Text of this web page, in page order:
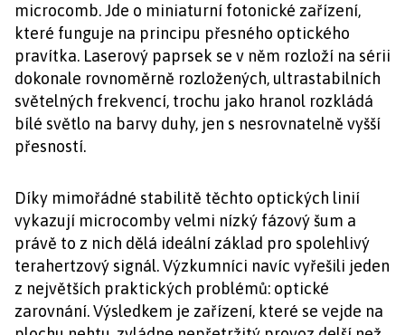
microcomb. Jde o miniaturní fotonické zařízení,
které funguje na principu přesného optického
pravítka. Laserový paprsek se v něm rozloží na sérii
dokonale rovnoměrně rozložených, ultrastabilních
světelných frekvencí, trochu jako hranol rozkládá
bílé světlo na barvy duhy, jen s nesrovnatelně vyšší
přesností.
Díky mimořádné stabilitě těchto optických linií
vykazují microcomby velmi nízký fázový šum a
právě to z nich dělá ideální základ pro spolehlivý
terahertzový signál. Výzkumníci navíc vyřešili jeden
z největších praktických problémů: optické
zarovnání. Výsledkem je zařízení, které se vejde na